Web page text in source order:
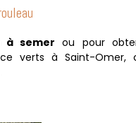
à semer ou pour
verts à Saint-Omer,